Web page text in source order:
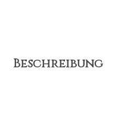
Beschreibung